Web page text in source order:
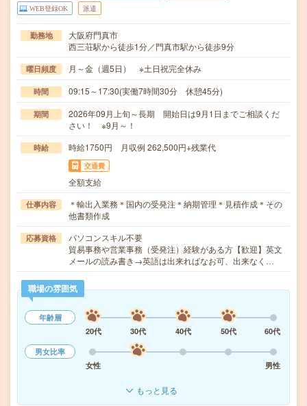
WEB登録OK 派遣
勤務地
大阪府門真市
西三荘駅から徒歩1分／門真市駅から徒歩9分
曜日頻度 月～金（週5日） ※土日祝完全休み
時間 09:15～17:30(実働7時間30分 休憩45分)
期間
2026年09月上旬～長期 開始日は9月1日までご相談くだ
さい！ ※9月～！
時給 時給1750円 月収例 262,500円+残業代
交通費
全額支給
仕事内容
＊輸出入業務＊国内の受発注＊納期管理＊見積作成＊その
他書類作成
応募資格
パソコンスキル不要
貿易事務や営業事務（受発注）経験がある方【歓迎】英文
メールの読み書き→英語は出来ればなお可、出来なく…
職場の雰囲気
年齢層
20代
30代 40代 50代
60代
男女比率
女性
男性
もっと見る